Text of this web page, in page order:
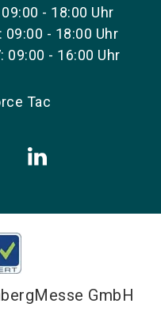
- 18:00 Uhr
09:00 - 18:00 Uhr
09:00 - 16:00 Uhr
Tac
GmbH